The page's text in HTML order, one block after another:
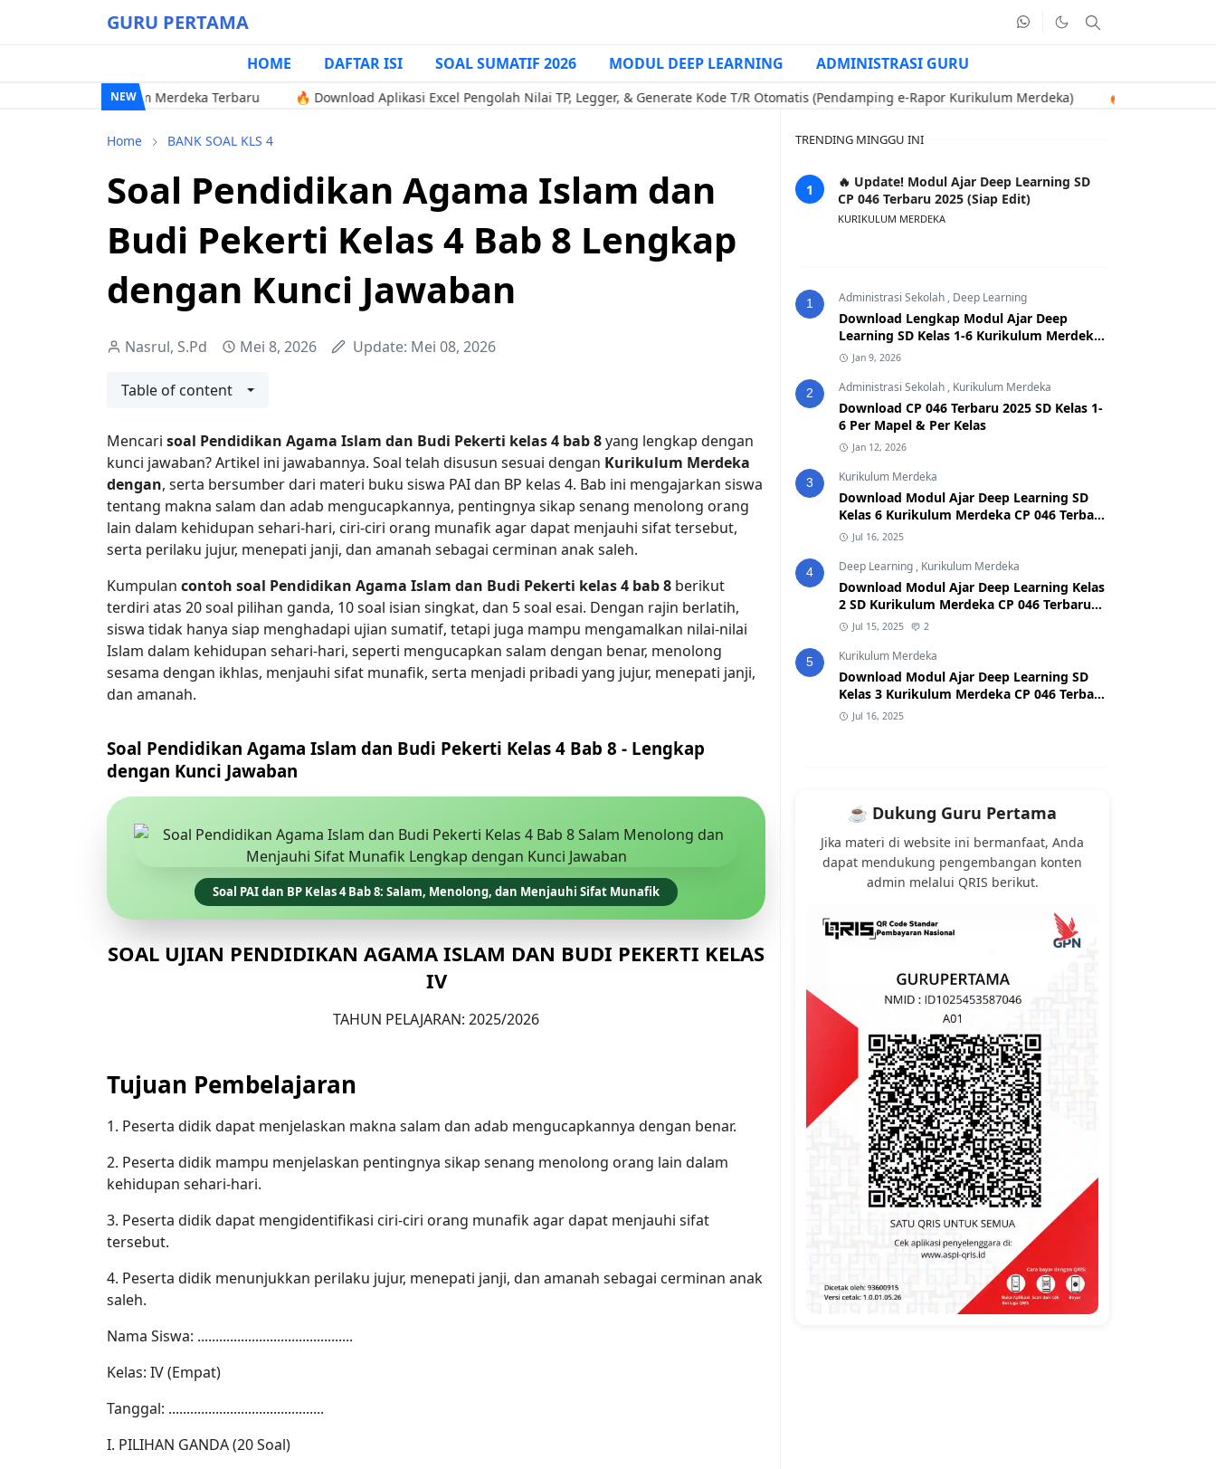
GURU PERTAMA
HOME DAFTAR ISI SOAL SUMATIF 2026 MODUL DEEP LEARNING ADMINISTRASI GURU
NEW
Kurikulum Merdeka Terbaru 🔥 Download Aplikasi Excel Pengolah Nilai TP, Legger, & Generate Kode T/R Otomatis (Pendamping e-Rapor Kurikulum Merdeka) 🔥 Contoh Soal Uji
Home BANK SOAL KLS 4
Soal Pendidikan Agama Islam dan
Budi Pekerti Kelas 4 Bab 8 Lengkap
dengan Kunci Jawaban
Nasrul, S.Pd Mei 8, 2026 Update: Mei 08, 2026
Table of content
Mencari soal Pendidikan Agama Islam dan Budi Pekerti kelas 4 bab 8yang lengkap dengan
kunci jawaban? Artikel ini jawabannya. Soal telah disusun sesuai dengan Kurikulum Merdeka
dengan, serta bersumber dari materi buku siswa PAI dan BP kelas 4. Bab ini mengajarkan siswa
tentang makna salam dan adab mengucapkannya, pentingnya sikap senang menolong orang
lain dalam kehidupan sehari-hari, ciri-ciri orang munafik agar dapat menjauhi sifat tersebut,
serta perilaku jujur, menepati janji, dan amanah sebagai cerminan anak saleh.
Kumpulan contoh soal Pendidikan Agama Islam dan Budi Pekerti kelas 4 bab 8 berikut
terdiri atas 20 soal pilihan ganda, 10 soal isian singkat, dan 5 soal esai. Dengan rajin berlatih,
siswa tidak hanya siap menghadapi ujian sumatif, tetapi juga mampu mengamalkan nilai-nilai
Islam dalam kehidupan sehari-hari, seperti mengucapkan salam dengan benar, menolong
sesama dengan ikhlas, menjauhi sifat munafik, serta menjadi pribadi yang jujur, menepati janji,
dan amanah.
Soal Pendidikan Agama Islam dan Budi Pekerti Kelas 4 Bab 8 - Lengkap
dengan Kunci Jawaban
Soal PAI dan BP Kelas 4 Bab 8: Salam, Menolong, dan Menjauhi Sifat Munafik
SOAL UJIAN PENDIDIKAN AGAMA ISLAM DAN BUDI PEKERTI KELAS
IV
TAHUN PELAJARAN: 2025/2026
Tujuan Pembelajaran
1. Peserta didik dapat menjelaskan makna salam dan adab mengucapkannya dengan benar.
2. Peserta didik mampu menjelaskan pentingnya sikap senang menolong orang lain dalam
kehidupan sehari-hari.
3. Peserta didik dapat mengidentifikasi ciri-ciri orang munafik agar dapat menjauhi sifat
tersebut.
4. Peserta didik menunjukkan perilaku jujur, menepati janji, dan amanah sebagai cerminan anak
saleh.
Nama Siswa: ...........................................
Kelas: IV (Empat)
Tanggal: ...........................................
I. PILIHAN GANDA (20 Soal)
TRENDING MINGGU INI
🔥 Update! Modul Ajar Deep Learning SD
CP 046 Terbaru 2025 (Siap Edit)
KURIKULUM MERDEKA
1 Administrasi Sekolah , Deep Learning
Download Lengkap Modul Ajar Deep
Learning SD Kelas 1-6 Kurikulum Merdeka
CP 046 Terbaru 2025
Jan 9, 2026
2 Administrasi Sekolah , Kurikulum Merdeka
Download CP 046 Terbaru 2025 SD Kelas 1-
6 Per Mapel & Per Kelas
Jan 12, 2026
3 Kurikulum Merdeka
Download Modul Ajar Deep Learning SD
Kelas 6 Kurikulum Merdeka CP 046 Terbaru
2025Jul 16, 2025
4 Deep Learning , Kurikulum Merdeka
Download Modul Ajar Deep Learning Kelas
2 SD Kurikulum Merdeka CP 046 Terbaru
2026/2027 (Format Word & PDF)
Jul 15, 2025 2
5 Kurikulum Merdeka
Download Modul Ajar Deep Learning SD
Kelas 3 Kurikulum Merdeka CP 046 Terbaru
2025Jul 16, 2025
☕ Dukung Guru Pertama
Jika materi di website ini bermanfaat, Anda
dapat mendukung pengembangan konten
admin melalui QRIS berikut.